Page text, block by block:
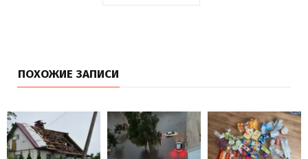
ПОХОЖИЕ ЗАПИСИ